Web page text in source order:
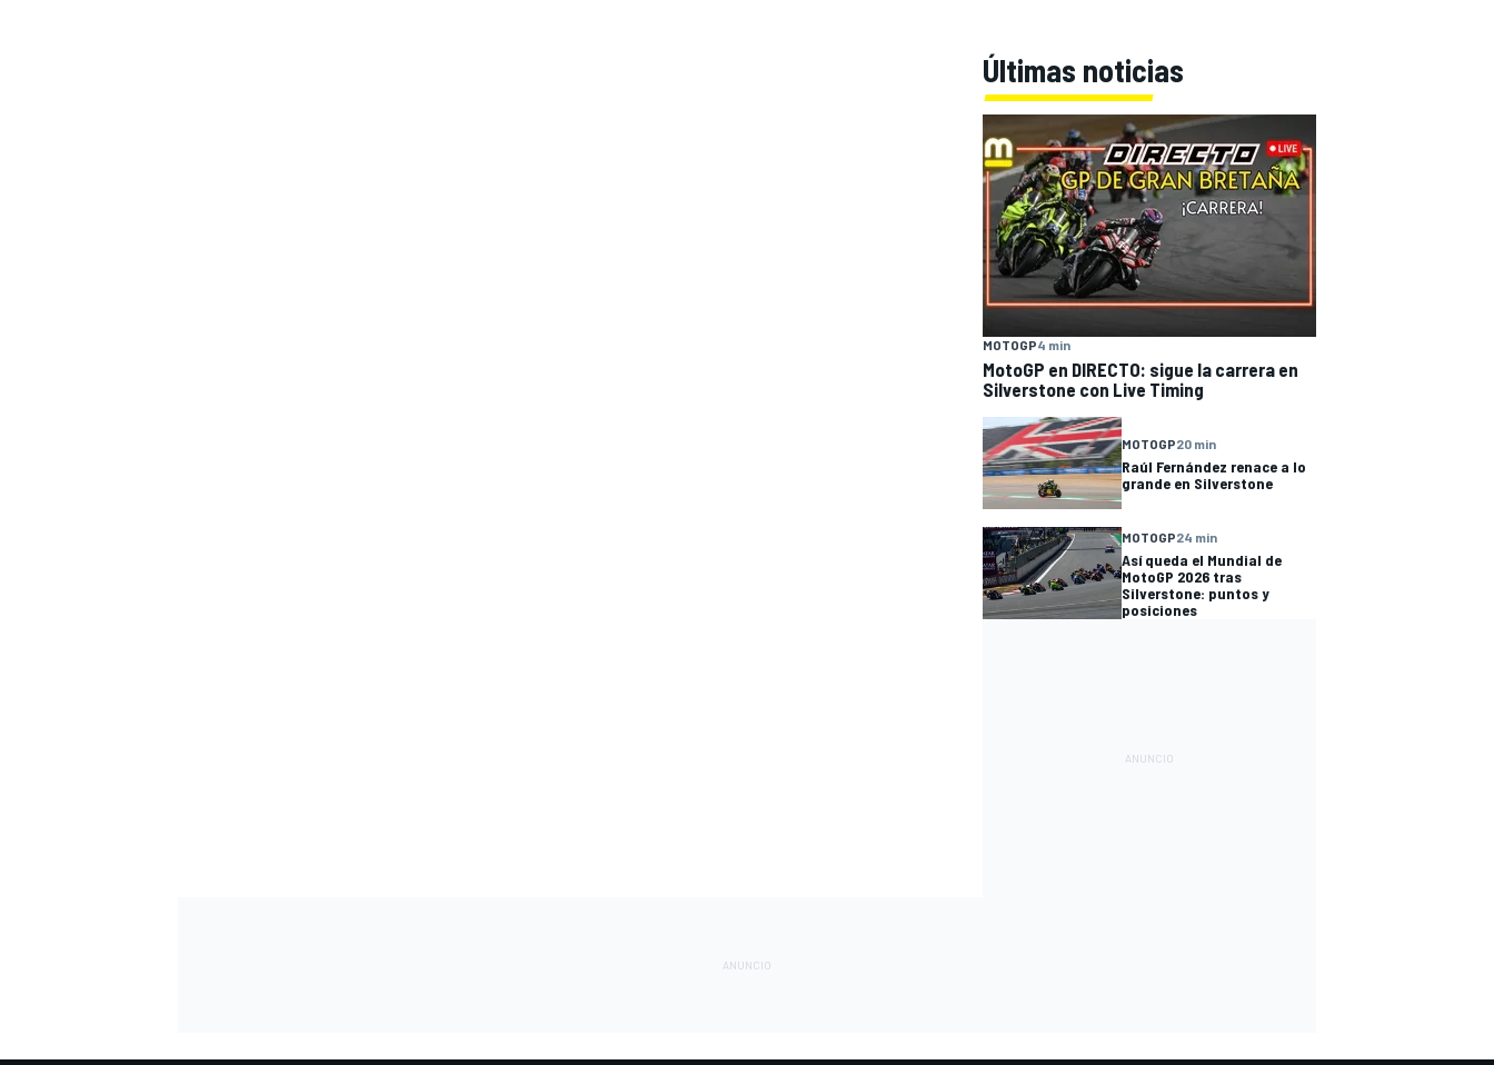
Últimas noticias
MOTOGP4 min
MotoGP en DIRECTO: sigue la carrera en
Silverstone con Live Timing
MOTOGP20 min
Raúl Fernández renace a lo
grande en Silverstone
MOTOGP24 min
Así queda el Mundial de
MotoGP 2026 tras
Silverstone: puntos y
posiciones